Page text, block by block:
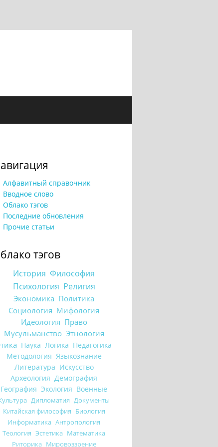
Алфавитный справочник
Вводное слово
Облако тэгов
Последние обновления
Прочие статьи
тэгов
История Философия
Психология Религия
Экономика Политика
Социология Мифология
Идеология Право
Мусульманство Этнология
Наука Логика Педагогика
Методология Языкознание
Литература Искусство
Археология Демография
География Экология Военные
Дипломатия Документы
Китайская философия Биология
Информатика Антропология
Теология Эстетика Математика
Риторика Мировоззрение